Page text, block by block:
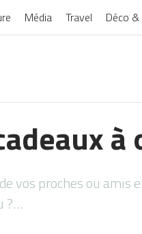
Média Travel Déco
vos proches ou amis
?…